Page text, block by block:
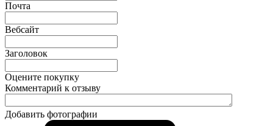
Почта
Вебсайт
Заголовок
Оцените покупку
Комментарий к отзыву
Добавить фотографии